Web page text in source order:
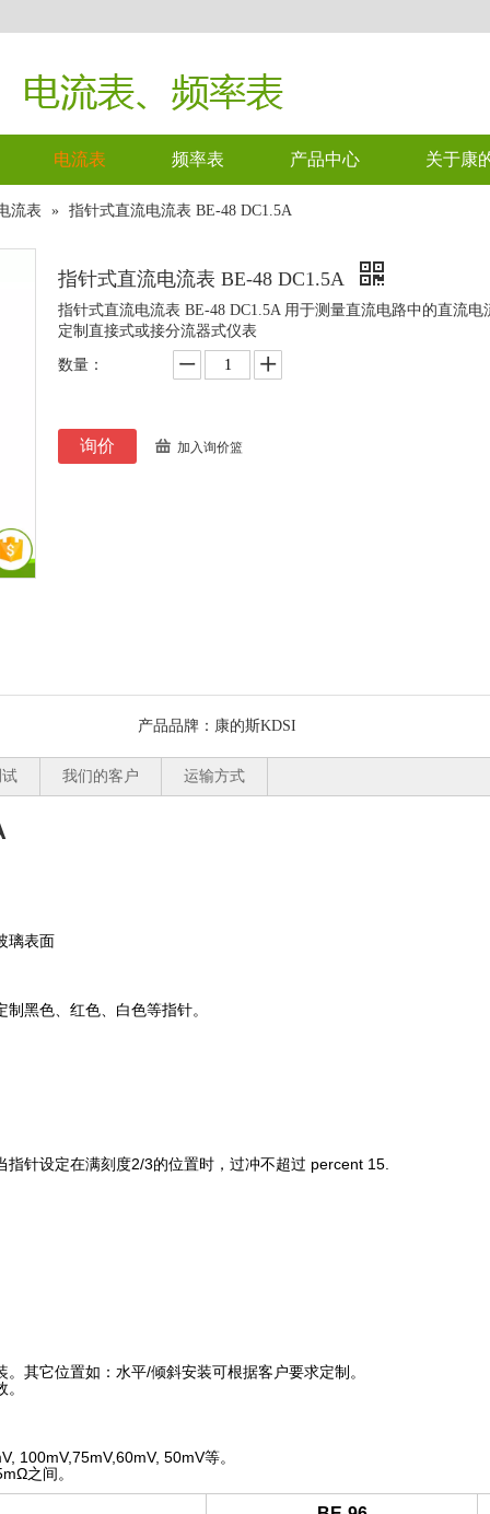
电流表 频率表 产品中心 关于康
流表 » 指针式直流电流表 BE-48 DC1.5A
指针式直流电流表 BE-48 DC1.5A
指针式直流电流表 BE-48 DC1.5A 用于测量直流电路中的直流
定制直接式或接分流器式仪表
数量：
询价 加入询价篮
产品品牌： 康的斯KDSI
我们的客户 运输方式
璃表面
黑色、红色、白色等指针。
指针设定在满刻度2/3的位置时，过冲不超过 percent 15.
。其它位置如：水平/倾斜安装可根据客户要求定制。
。
100mV,75mV,60mV, 50mV等。
之间。